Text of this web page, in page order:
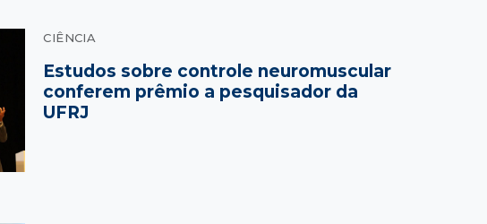
CIÊNCIA
Estudos sobre controle neuromuscular
conferem prêmio a pesquisador da
UFRJ